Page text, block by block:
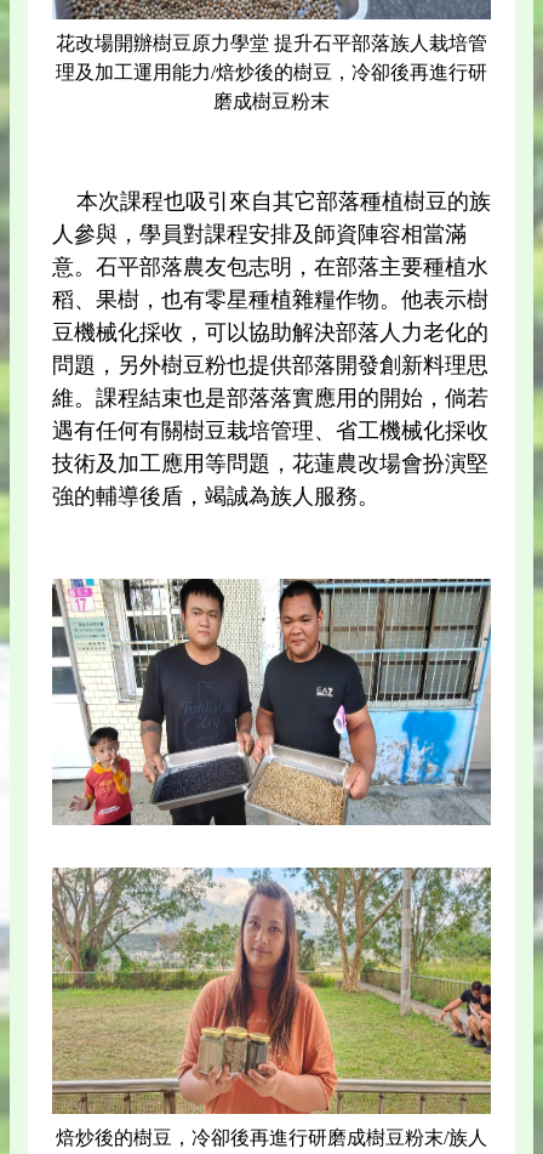
花改場開辦樹豆原力學堂 提升石平部落族人栽培管
理及加工運用能力/焙炒後的樹豆，冷卻後再進行研
磨成樹豆粉末
本次課程也吸引來自其它部落種植樹豆的族
人參與，學員對課程安排及師資陣容相當滿
意。石平部落農友包志明，在部落主要種植水
稻、果樹，也有零星種植雜糧作物。他表示樹
豆機械化採收，可以協助解決部落人力老化的
問題，另外樹豆粉也提供部落開發創新料理思
維。課程結束也是部落落實應用的開始，倘若
遇有任何有關樹豆栽培管理、省工機械化採收
技術及加工應用等問題，花蓮農改場會扮演堅
強的輔導後盾，竭誠為族人服務。
焙炒後的樹豆，冷卻後再進行研磨成樹豆粉末/族人